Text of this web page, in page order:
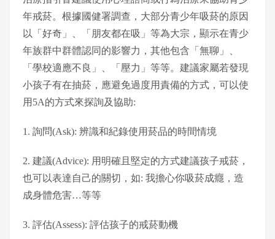
年戒菸。根據國健署調查，大部分青少年吸菸的原因
以「好奇」、「朋友都在吸」等為大宗，顯示在青少
年族群中群體認同的影響力，其他包含「無聊」、
「學校適應不良」、「壓力」等等。建議家屬若發現
小孩子有在抽菸，應避免過度用責備的方式，可以使
用5A的方式來探詢及協助:
1. 詢問(Ask): 辨識和紀錄使用菸品的時間情境
2. 建議(Advice): 用明確且堅定的方式建議孩子戒菸，
也可以表達自己的關切，如: 我擔心你吸菸成癮，造
成身體危害…等等
3. 評估(Assess): 評估孩子的戒菸動機